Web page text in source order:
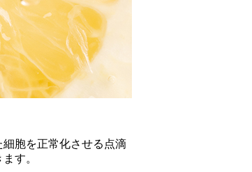
胞を正常化させる点滴
す。